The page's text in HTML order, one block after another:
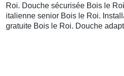
Roi. Douche sécurisée Bois le
italienne senior Bois le Roi.
gratuite Bois le Roi. Douche